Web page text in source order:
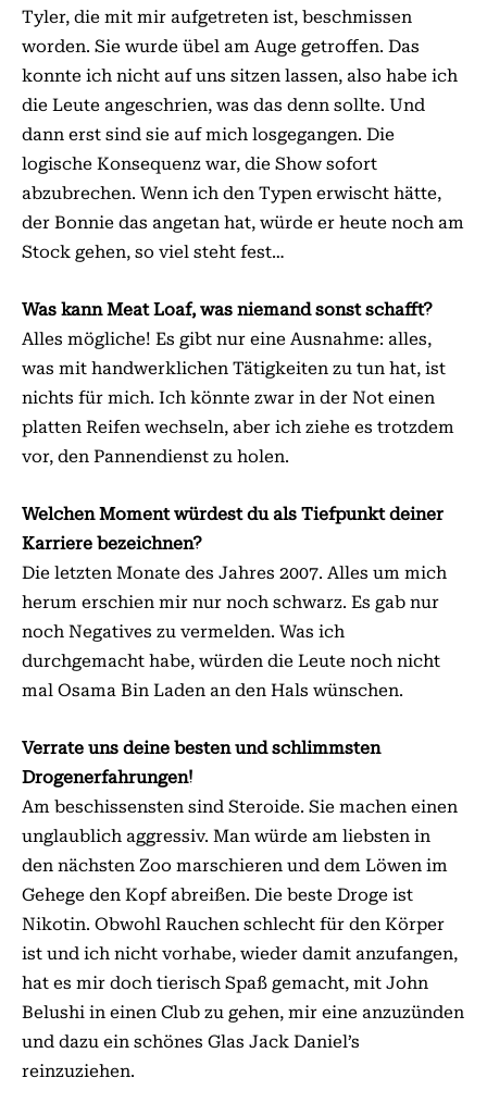
Tyler, die mit mir aufgetreten ist, beschmissen
worden. Sie wurde übel am Auge getroffen. Das
konnte ich nicht auf uns sitzen lassen, also habe ich
die Leute angeschrien, was das denn sollte. Und
dann erst sind sie auf mich losgegangen. Die
logische Konsequenz war, die Show sofort
abzubrechen. Wenn ich den Typen erwischt hätte,
der Bonnie das angetan hat, würde er heute noch am
Stock gehen, so viel steht fest…
Was kann Meat Loaf, was niemand sonst schafft?
Alles mögliche! Es gibt nur eine Ausnahme: alles,
was mit handwerklichen Tätigkeiten zu tun hat, ist
nichts für mich. Ich könnte zwar in der Not einen
platten Reifen wechseln, aber ich ziehe es trotzdem
vor, den Pannendienst zu holen.
Welchen Moment würdest du als Tiefpunkt deiner
Karriere bezeichnen?
Die letzten Monate des Jahres 2007. Alles um mich
herum erschien mir nur noch schwarz. Es gab nur
noch Negatives zu vermelden. Was ich
durchgemacht habe, würden die Leute noch nicht
mal Osama Bin Laden an den Hals wünschen.
Verrate uns deine besten und schlimmsten
Drogenerfahrungen!
Am beschissensten sind Steroide. Sie machen einen
unglaublich aggressiv. Man würde am liebsten in
den nächsten Zoo marschieren und dem Löwen im
Gehege den Kopf abreißen. Die beste Droge ist
Nikotin. Obwohl Rauchen schlecht für den Körper
ist und ich nicht vorhabe, wieder damit anzufangen,
hat es mir doch tierisch Spaß gemacht, mit John
Belushi in einen Club zu gehen, mir eine anzuzünden
und dazu ein schönes Glas Jack Daniel’s
reinzuziehen.